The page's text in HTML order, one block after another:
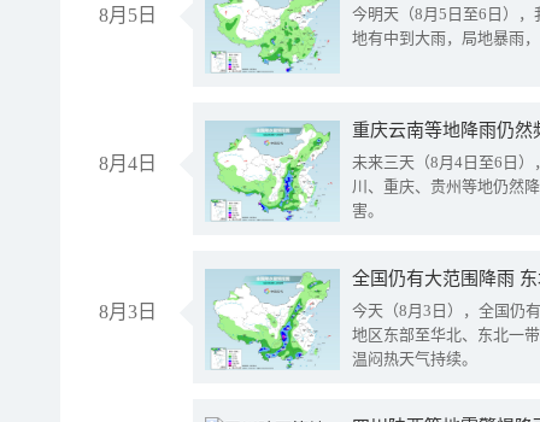
8月5日
今明天（8月5日至6日）
地有中到大雨，局地暴雨
8月4日
重庆云南等地降雨仍然
未来三天（8月4日至6日
川、重庆、贵州等地仍然
害。
8月3日
全国仍有大范围降雨
今天（8月3日），全国仍
地区东部至华北、东北一
温闷热天气持续。